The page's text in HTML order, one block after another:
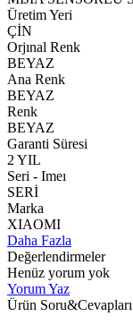
Üretim Yeri
ÇİN
Orjınal Renk
BEYAZ
Ana Renk
BEYAZ
Renk
BEYAZ
Garanti Süresi
2 YIL
Seri - Imeı
SERİ
Marka
XIAOMI
Daha Fazla
Değerlendirmeler
Henüz yorum yok
Yorum Yaz
Ürün Soru&Cevapları